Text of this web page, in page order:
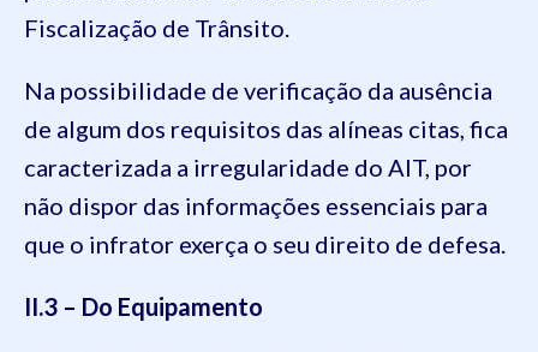
Fiscalização de Trânsito.
Na possibilidade de verificação da ausência
de algum dos requisitos das alíneas citas, fica
caracterizada a irregularidade do AIT, por
não dispor das informações essenciais para
que o infrator exerça o seu direito de defesa.
II.3 – Do Equipamento